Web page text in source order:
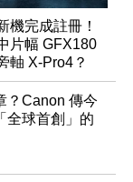
機完成註冊！
片幅 GFX180
軸 X-Pro4？
？Canon 傳今
全球首創」的